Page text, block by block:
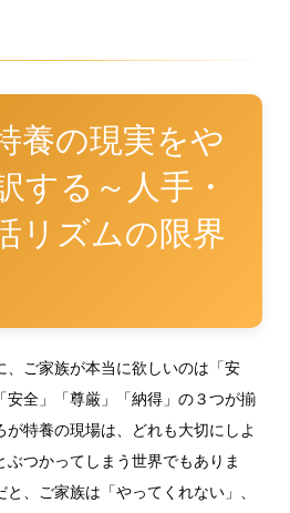
養の現実をや
する～人手・
リズムの限界
、ご家族が本当に欲しいのは「安
安全」「尊厳」「納得」の３つが揃
が特養の現場は、どれも大切にしよ
ぶつかってしまう世界でもありま
、ご家族は「やってくれない」、